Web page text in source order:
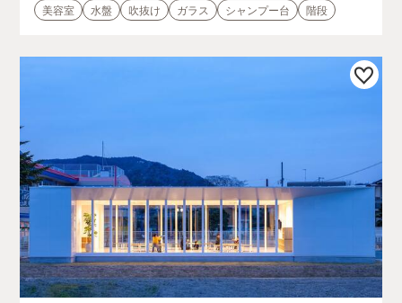
美容室
水盤 吹抜け ガラス シャンプー台 階段